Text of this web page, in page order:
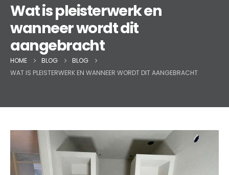
Wat is pleisterwerk en
wanneer wordt dit
aangebracht
HOME BLOG
BLOG
WAT IS PLEISTERWERK EN WANNEER WORDT DIT AANGEBRACHT